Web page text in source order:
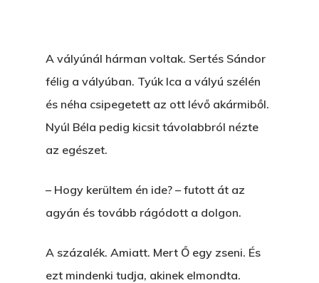
A vályúnál hárman voltak. Sertés Sándor
félig a vályúban. Tyúk Ica a vályú szélén
és néha csipegetett az ott lévő akármiből.
Nyúl Béla pedig kicsit távolabbról nézte
az egészet.
– Hogy kerültem én ide? – futott át az
agyán és tovább rágódott a dolgon.
A százalék. Amiatt. Mert Ő egy zseni. És
ezt mindenki tudja, akinek elmondta.